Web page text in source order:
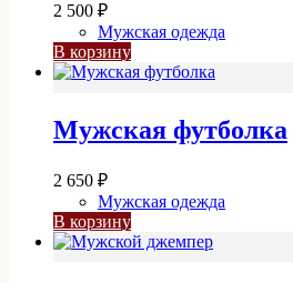
2 500 ₽
Мужская одежда
В корзину
Мужская футболка
2 650 ₽
Мужская одежда
В корзину